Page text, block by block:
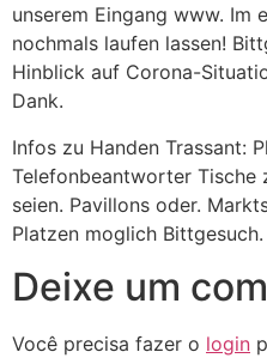
unserem Eingang www. Im
nochmals laufen lassen!
Hinblick auf Corona-
Dank.
Infos zu Handen Trassant:
Telefonbeantworter Tische
seien. Pavillons oder.
Platzen moglich Bittgesuch.
Deixe um
Você precisa fazer o login